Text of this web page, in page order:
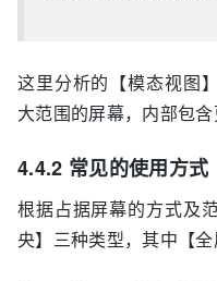
这里分析的【模态视图
大范围的屏幕，内部包含
4.4.2 常见的使用方式
根据占据屏幕的方式及
央】三种类型，其中【全